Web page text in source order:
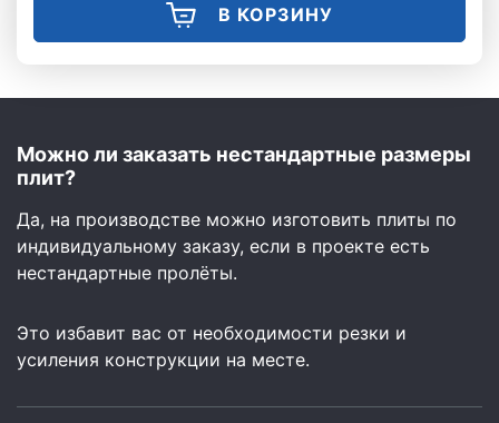
В КОРЗИНУ
Можно ли заказать нестандартные размеры
плит?
Да, на производстве можно изготовить плиты по
индивидуальному заказу, если в проекте есть
нестандартные пролёты.
Это избавит вас от необходимости резки и
усиления конструкции на месте.